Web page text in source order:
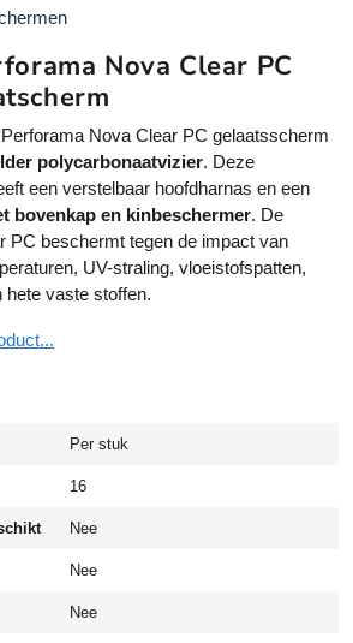
Nova Clear PC
Nova Clear PC gelaatsscherm
polycarbonaatvizier. Deze
een verstelbaar hoofdharnas en een
bovenkap en kinbeschermer. De
PC beschermt tegen de impact van
UV-straling, vloeistofspatten,
hete vaste stoffen.
Per stuk
16
Nee
Nee
Nee